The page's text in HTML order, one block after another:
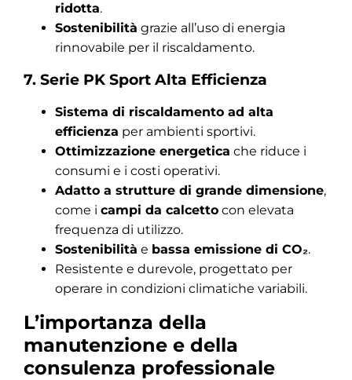
ridotta.
Sostenibilità grazie all’uso di energia
rinnovabile per il riscaldamento.
7. Serie PK Sport Alta Efficienza
Sistema di riscaldamento ad alta
efficienza per ambienti sportivi.
Ottimizzazione energetica che riduce i
consumi e i costi operativi.
Adatto a strutture di grande dimensione,
come i campi da calcettocon elevata
frequenza di utilizzo.
Sostenibilità e bassa emissione di CO₂.
Resistente e durevole, progettato per
operare in condizioni climatiche variabili.
L’importanza della
manutenzione e della
consulenza professionale